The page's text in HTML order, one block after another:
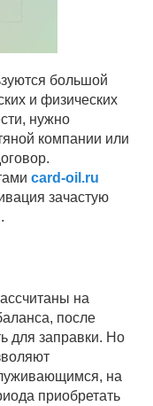
большой
и физических
нужно
компании или
card-oil.ru
зачастую
на
после
для заправки. Но
на
приобретать